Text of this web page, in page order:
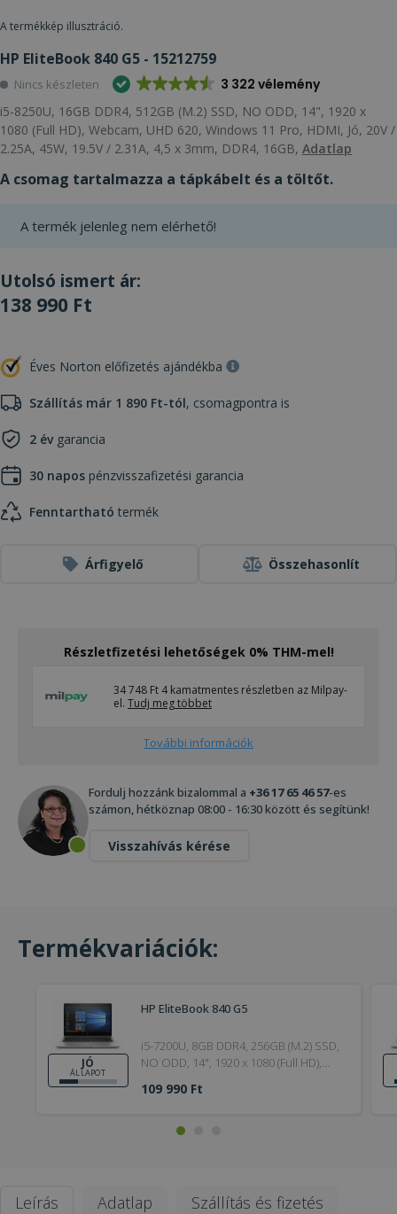
A termékkép illusztráció.
HP EliteBook 840 G5 - 15212759
Nincs készleten 3 322 vélemény
i5-8250U, 16GB DDR4, 512GB (M.2) SSD, NO ODD, 14", 1920 x
1080 (Full HD), Webcam, UHD 620, Windows 11 Pro, HDMI, Jó, 20V /
2.25A, 45W, 19.5V / 2.31A, 4,5 x 3mm, DDR4, 16GB, Adatlap
A csomag tartalmazza a tápkábelt és a töltőt.
A termék jelenleg nem elérhető!
Utolsó ismert ár:
138 990 Ft
Éves Norton előfizetés ajándékba
Szállítás már 1 890 Ft-tól, csomagpontra is
2 évgarancia
30 napos pénzvisszafizetési garancia
Fenntartható termék
Árfigyelő Összehasonlít
Részletfizetési lehetőségek 0% THM-mel!
34 748 Ft 4 kamatmentes részletben az Milpay-
el. Tudj meg többet
További információk
Fordulj hozzánk bizalommal a +36 17 65 46 57-es
számon, hétköznap 08:00 - 16:30 között és segítünk!
Visszahívás kérése
Termékvariációk:
JÓ
ÁLLAPOT
HP EliteBook 840 G5
i5-7200U, 8GB DDR4, 256GB (M.2) SSD,
NO ODD, 14", 1920 x 1080 (Full HD),
Bronze, 20V / 2.25A, 45W, 19.5V / 2.31A,
109 990 Ft
Leírás Adatlap Szállítás és fizetés